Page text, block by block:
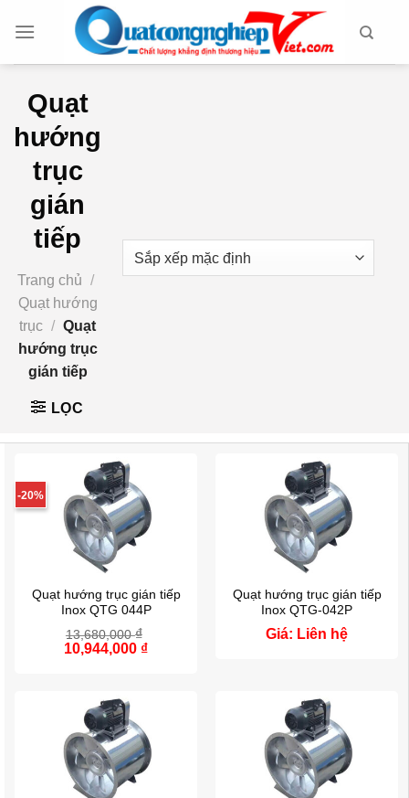
đến
Quạt
hướng
trục
gián
tiếp
Trang chủ /
Quạt hướng
trục / Quạt
hướng trục
gián tiếp
LỌC
-20%
Quạt hướng trục gián tiếp
Inox QTG 044P
13,680,000₫
Giá
10,944,000 ₫
Quạt hướng trục gián tiếp
Inox QTG-042P
Giá: Liên hệ